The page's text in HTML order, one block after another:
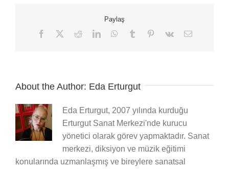
Paylaş
Facebook RedditLinkedInWhatsApp
Tumblr Pinterest
Vk
E-
About the Author: Eda Erturgut
Eda Erturgut, 2007 yılında kurduğu
Erturgut Sanat Merkezi'nde kurucu
yönetici olarak görev yapmaktadır. Sanat
merkezi, diksiyon ve müzik eğitimi
konularında uzmanlaşmış ve bireylere sanatsal